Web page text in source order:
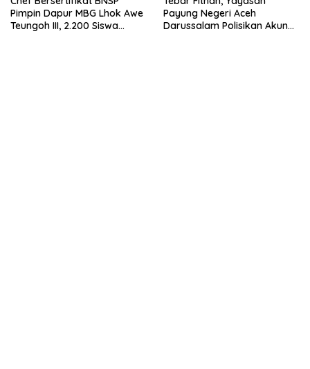
Pimpin Dapur MBG Lhok Awe
Teungoh III, 2.200 Siswa
Payung Negeri Aceh
Darussalam Polisikan Akun